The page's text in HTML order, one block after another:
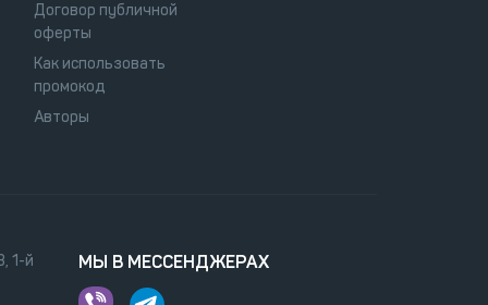
Договор публичной
оферты
Как использовать
промокод
Авторы
1-й
МЫ В МЕССЕНДЖЕРАХ